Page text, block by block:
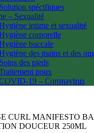
Solution spécifiques
– Sexualité
intime et sexualité
corporelle
buccale
des mains et des
Soins des pieds
poux
19 – Coronavirus
CURL MANIFESTO
DOUCEUR 250ML